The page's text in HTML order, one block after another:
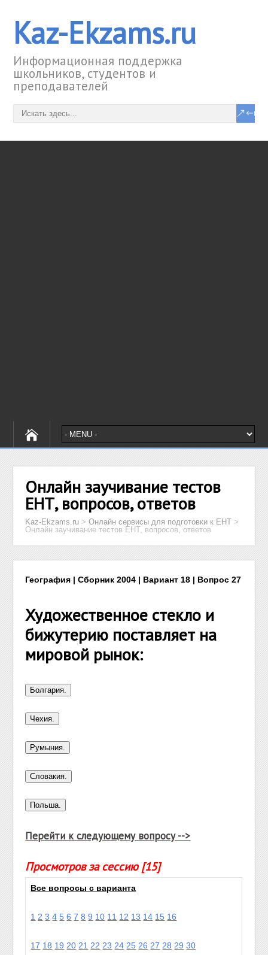
Kaz-Ekzams.ru
Информационная поддержка
школьников, студентов и
преподавателей
Онлайн заучивание тестов
ЕНТ, вопросов, ответов
Kaz-Ekzams.ru >Онлайн сервисы для подготовки к ЕНТ >
Онлайн заучивание тестов ЕНТ, вопросов, ответов
География | Сборник 2004 | Вариант 18 | Вопрос 27
Художественное стекло и
бижутерию поставляет на
мировой рынок:
Перейти к следующему вопросу -->
Просмотров за сессию [15]
Все вопросы с варианта
1 2 3 4 5 6 7 8 9 10 11 12 13 14 15 16
17 18 19 20 21 22 23 24 25 26 27 28 29 30